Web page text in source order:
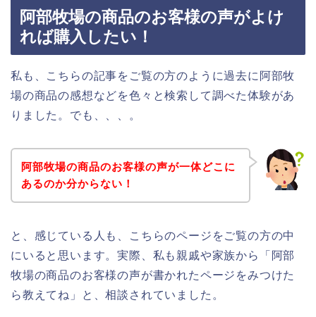
阿部牧場の商品のお客様の声がよけ
れば購入したい！
私も、こちらの記事をご覧の方のように過去に阿部牧
場の商品の感想などを色々と検索して調べた体験があ
りました。でも、、、。
阿部牧場の商品のお客様の声が一体どこに
あるのか分からない！
と、感じている人も、こちらのページをご覧の方の中
にいると思います。実際、私も親戚や家族から「阿部
牧場の商品のお客様の声が書かれたページをみつけた
ら教えてね」と、相談されていました。